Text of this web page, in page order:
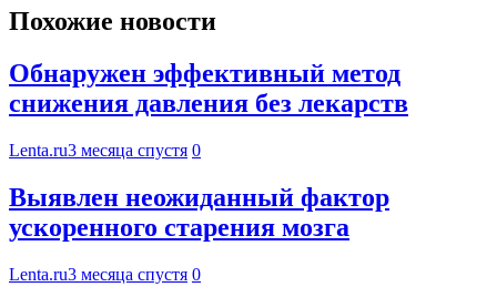
Похожие новости
Обнаружен эффективный метод
снижения давления без лекарств
Lenta.ru3 месяца спустя 0
Выявлен неожиданный фактор
ускоренного старения мозга
Lenta.ru3 месяца спустя 0